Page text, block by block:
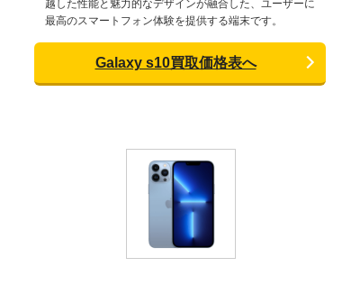
越した性能と魅力的なデザインが融合した、ユーザーに
最高のスマートフォン体験を提供する端末です。
Galaxy s10買取価格表へ